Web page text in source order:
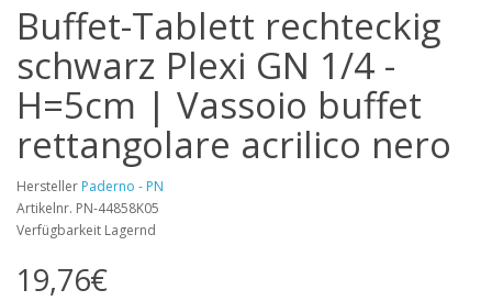
Buffet-Tablett rechteckig
schwarz Plexi GN 1/4 -
H=5cm | Vassoio buffet
rettangolare acrilico nero
Hersteller Paderno - PN
Artikelnr. PN-44858K05
Verfügbarkeit Lagernd
19,76€